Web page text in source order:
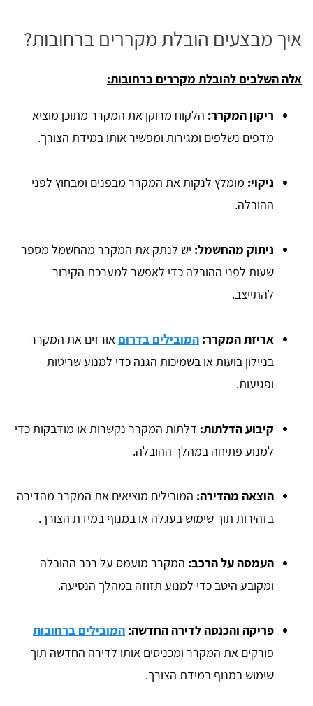
איך מבצעים הובלת מקררים ברחובות?
אלה השלבים להובלת מקררים ברחובות:
ריקון המקרר: הלקוח מרוקן את המקרר מתוכן מוציא
מדפים נשלפים ומגירות ומפשיר אותו במידת הצורך.
ניקוי: מומלץ לנקות את המקרר מבפנים ומבחוץ לפני
ההובלה.
ניתוק מהחשמל: יש לנתק את המקרר מהחשמל מספר
שעות לפני ההובלה כדי לאפשר למערכת הקירור
להתייצב.
אריזת המקרר: המובילים בדרום אורזים את המקרר
בניילון בועות או בשמיכות הגנה כדי למנוע שריטות
ופגיעות.
קיבוע הדלתות: דלתות המקרר נקשרות או מודבקות כדי
למנוע פתיחה במהלך ההובלה.
הוצאה מהדירה: המובילים מוציאים את המקרר מהדירה
בזהירות תוך שימוש בעגלה או במנוף במידת הצורך.
העמסה על הרכב: המקרר מועמס על רכב ההובלה
ומקובע היטב כדי למנוע תזוזה במהלך הנסיעה.
פריקה והכנסה לדירה החדשה: המובילים ברחובות
פורקים את המקרר ומכניסים אותו לדירה החדשה תוך
שימוש במנוף במידת הצורך.